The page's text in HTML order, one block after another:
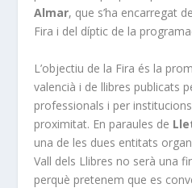
Almar, que s’ha encarregat
Fira i del díptic de la
L’objectiu de la Fira és la
valencià i de llibres publicats
professionals i per
proximitat. En paraules de
una de les dues entitats
Vall dels Llibres no serà una
perquè pretenem que es